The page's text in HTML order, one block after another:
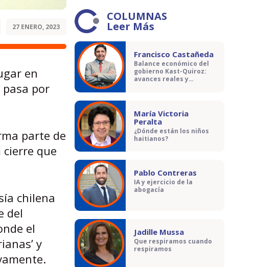
27 ENERO, 2023
en
por
parte de
que
chilena
del
el
y
COLUMNAS
Leer Más
Francisco Castañeda
Balance económico del
gobierno Kast-Quiroz:
avances reales y
María Victoria
Peralta
¿Dónde están los niños
haitianos?
Pablo Contreras
IA y ejercicio de la
abogacía
Jadille Mussa
Que respiramos cuando
respiramos